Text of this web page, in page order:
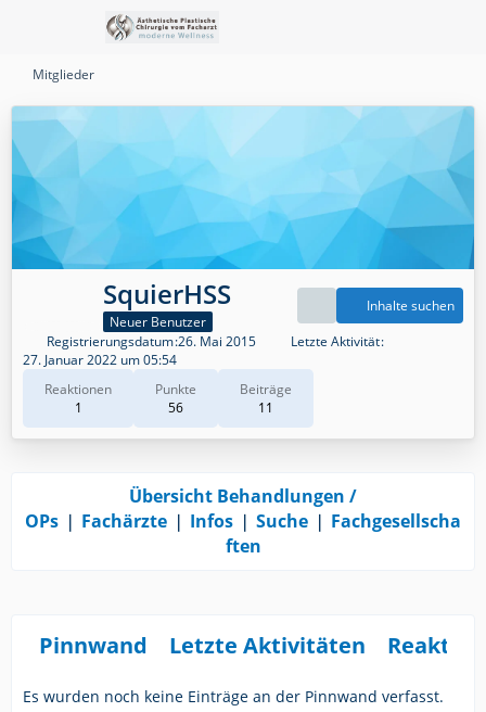
Mitglieder
SquierHSS
Neuer Benutzer
Reaktionen
1
Punkte
56
Beiträge
11
Inhalte suchen
Registrierungsdatum 26. Mai 2015
Letzte Aktivität
27. Januar 2022 um 05:54
Übersicht Behandlungen /
OPs ❘ Fachärzte ❘ Infos ❘ Suche ❘ Fachgesellscha
ften
Pinnwand Letzte Aktivitäten
Es wurden noch keine Einträge an der Pinnwand verfasst.